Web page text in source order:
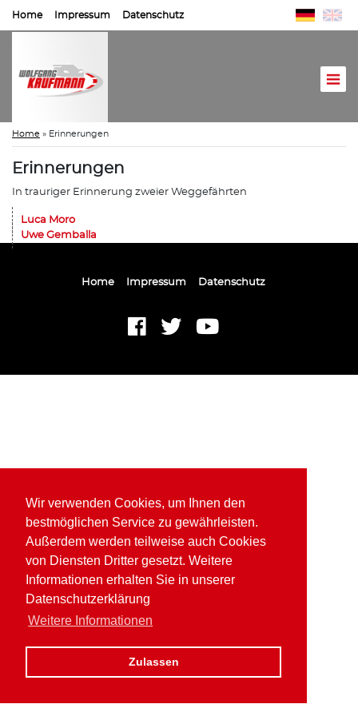
Wir verwenden Cookies, um Ihnen den
bestmöglichen Service zu gewährleisten.
Außerdem werden teilweise auch Cookies
von Diensten Dritter gesetzt. Weitere
Informationen erhalten Sie in unserer
Datenschutzerklärung
Weitere Informationen
Zulassen
Home Impressum Datenschutz
Home » Erinnerungen
Erinnerungen
In trauriger Erinnerung zweier Weggefährten
Luca Moro
Uwe Gemballa
Home Impressum Datenschutz